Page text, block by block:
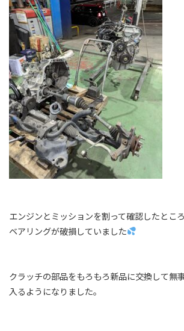
エンジンとミッションを割って確認したとこ
ベアリングが破損していました
クラッチの部品をもろもろ新品に交換して無
入るようになりました。